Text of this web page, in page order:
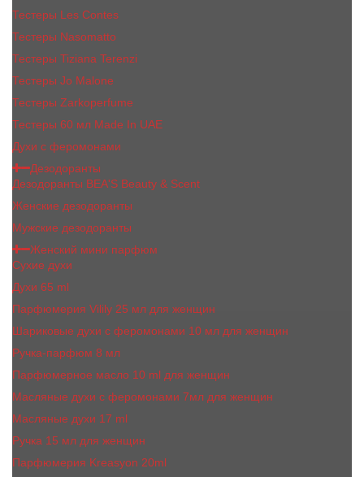
Тестеры Les Contes
Тестеры Nasomatto
Тестеры Tiziana Terenzi
Тестеры Jо Malоnе
Тестеры Zarkoperfume
Тестеры 60 мл Made In UAE
Духи с феромонами
Дезодоранты
Дезодоранты BEA'S Beauty & Scent
Женские дезодоранты
Мужские дезодоранты
Женский мини парфюм
Сухие духи
Духи 65 ml
Парфюмерия Vilily 25 мл для женщин
Шариковые духи с феромонами 10 мл для женщин
Ручка-парфюм 8 мл
Парфюмерное масло 10 ml для женщин
Масляные духи c феромонами 7мл для женщин
Масляные духи 17 ml
Ручка 15 мл для женщин
Парфюмерия Kreasyon 20ml